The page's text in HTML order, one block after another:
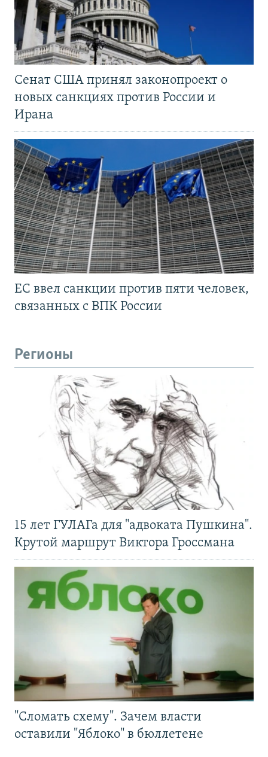
Сенат США принял законопроект о
новых санкциях против России и
Ирана
ЕС ввел санкции против пяти человек,
связанных с ВПК России
Регионы
15 лет ГУЛАГа для "адвоката Пушкина".
Крутой маршрут Виктора Гроссмана
"Сломать схему". Зачем власти
оставили "Яблоко" в бюллетене